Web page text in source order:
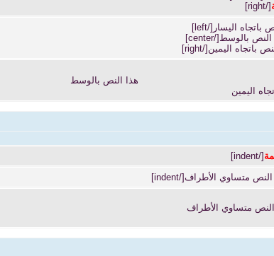
[/right]
هذا النص بالوسط
اليمين
[/indent]
متساوي الأطراف